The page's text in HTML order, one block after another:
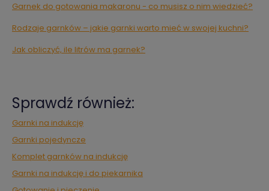
Garnek do gotowania makaronu - co musisz o nim wiedzieć?
Rodzaje garnków – jakie garnki warto mieć w swojej kuchni?
Jak obliczyć, ile litrów ma garnek?
Sprawdź również:
Garnki na indukcję
Garnki pojedyncze
Komplet garnków na indukcję
Garnki na indukcję i do piekarnika